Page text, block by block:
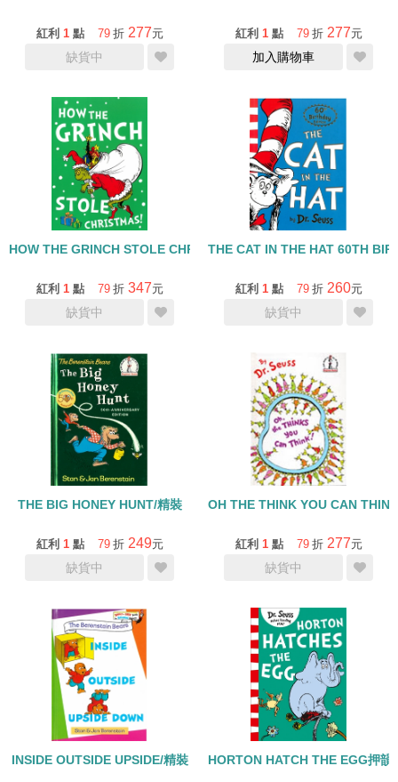
紅利 1 點 79 折 277元
缺貨中
紅利 1 點 79 折 277元
加入購物車
HOW THE GRINCH STOLE CHRISTMAS
紅利 1 點 79 折 347元
缺貨中
THE CAT IN THE HAT 60TH
紅利 1 點 79 折 260元
缺貨中
THE BIG HONEY HUNT/精裝
紅利 1 點 79 折 249元
缺貨中
OH THE THINK YOU CAN
紅利 1 點 79 折 277元
缺貨中
INSIDE OUTSIDE UPSIDE/精裝 HORTON HATCH THE EGG押韻